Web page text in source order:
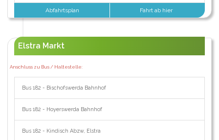
Abfahrtsplan Fahrt ab hier
Elstra Markt
Anschluss zu Bus / Haltestelle:
Bus 182 - Bischofswerda Bahnhof
Bus 182 - Hoyerswerda Bahnhof
Bus 182 - Kindisch Abzw, Elstra